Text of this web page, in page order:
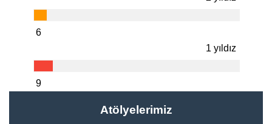
6
1 yıldız
9
Atölyelerimiz